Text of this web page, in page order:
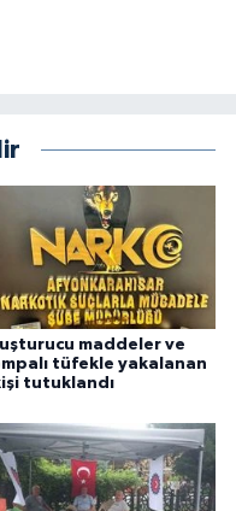
maddeler ve
tüfekle yakalanan
tutuklandı